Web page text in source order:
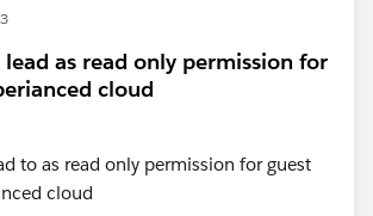
as read only permission for
cloud
to as read only permission for guest
cloud